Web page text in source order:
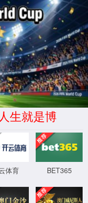
限公司-
404